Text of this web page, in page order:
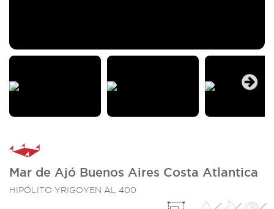
Mar de Ajó Buenos Aires Costa Atlantica
HIPÓLITO YRIGOYEN AL 400